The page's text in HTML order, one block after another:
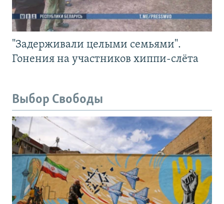
"Задерживали целыми семьями".
Гонения на участников хиппи-слёта
Выбор Свободы